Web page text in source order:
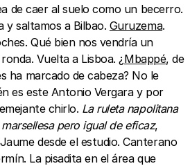
de caer al suelo como un becerro.
y saltamos a Bilbao. Guruzema.
Qué bien nos vendría un
Vuelta a Lisboa. ¿Mbappé, de
ha marcado de cabeza? No le
es este Antonio Vergara y por
chirlo. La ruleta napolitana
pero igual de eficaz,
desde el estudio. Canterano
La pisadita en el área que